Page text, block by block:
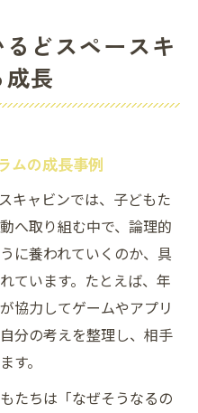
どスペースキ
長
ムの成長事例
キャビンでは、子どもた
へ取り組む中で、論理的
に養われていくのか、具
ています。たとえば、年
協力してゲームやアプリ
分の考えを整理し、相手
す。
たちは「なぜそうなるの